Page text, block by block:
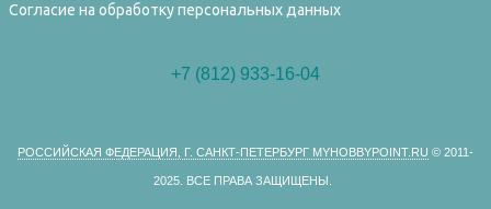
Согласие на обработку персональных данных
+7 (812) 933-16-04
РОССИЙСКАЯ ФЕДЕРАЦИЯ, Г. САНКТ-ПЕТЕРБУРГ MYHOBBYPOINT.RU © 2011-
2025. ВСЕ ПРАВА ЗАЩИЩЕНЫ.